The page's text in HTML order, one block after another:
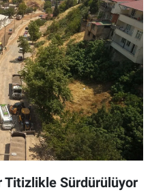
Titizlikle Sürdürülüyor